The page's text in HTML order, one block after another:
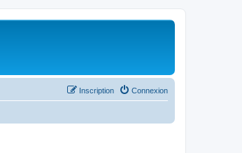
Connexion
Inscription